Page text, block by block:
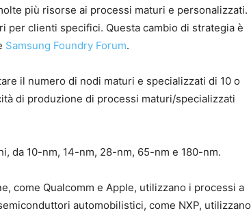
più risorse ai processi maturi e personalizzati.
per clienti specifici. Questa cambio di strategia è
Samsung Foundry Forum.
il numero di nodi maturi e specializzati di 10 o
di produzione di processi maturi/specializzati
da 10-nm, 14-nm, 28-nm, 65-nm e 180-nm.
come Qualcomm e Apple, utilizzano i processi a
automobilistici, come NXP, utilizzano